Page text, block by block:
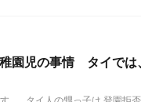
園児の事情 タイでは